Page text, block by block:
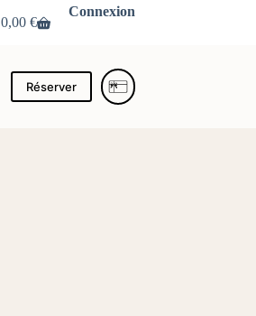
Panier
0,00 €
Connexion
Réserver